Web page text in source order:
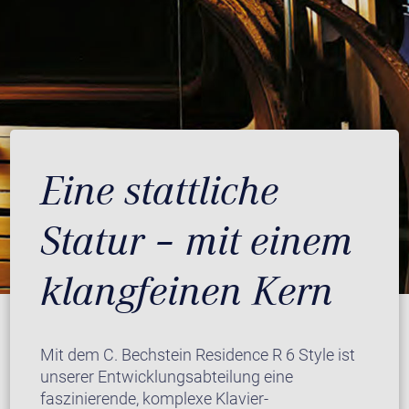
Eine stattliche
Statur – mit einem
klangfeinen Kern
Mit dem C. Bechstein Residence R 6 Style ist
unserer Entwicklungsabteilung eine
faszinierende, komplexe Klavier-